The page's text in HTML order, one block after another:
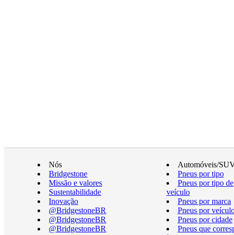
Nós
Bridgestone
Missão e valores
Sustentabilidade
Inovação
@BridgestoneBR
@BridgestoneBR
@BridgestoneBR
Automóveis/
Pneus por tipo
Pneus por tipo de
veículo
Pneus por marca
Pneus por
Pneus por cidade
Pneus que